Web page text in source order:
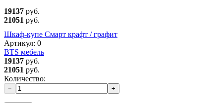
19137 руб.
21051 руб.
Шкаф-купе Смарт крафт / графит
Артикул: 0
BTS мебель
19137 руб.
21051 руб.
Количество:
− +